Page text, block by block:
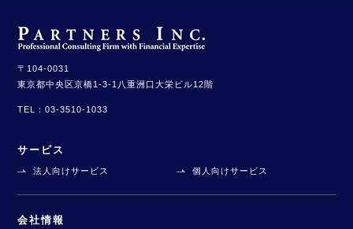
〒104-0031
東京都中央区京橋1-3-1 八重洲口大栄ビル12階
TEL：03-3510-1033
サービス
法人向けサービス 個人向けサービス
会社情報